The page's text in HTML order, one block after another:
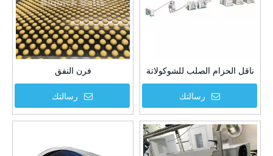
فرن النفق
رسالتك
ناقل الحزام الصلب للشوكولاتة
رسالتك